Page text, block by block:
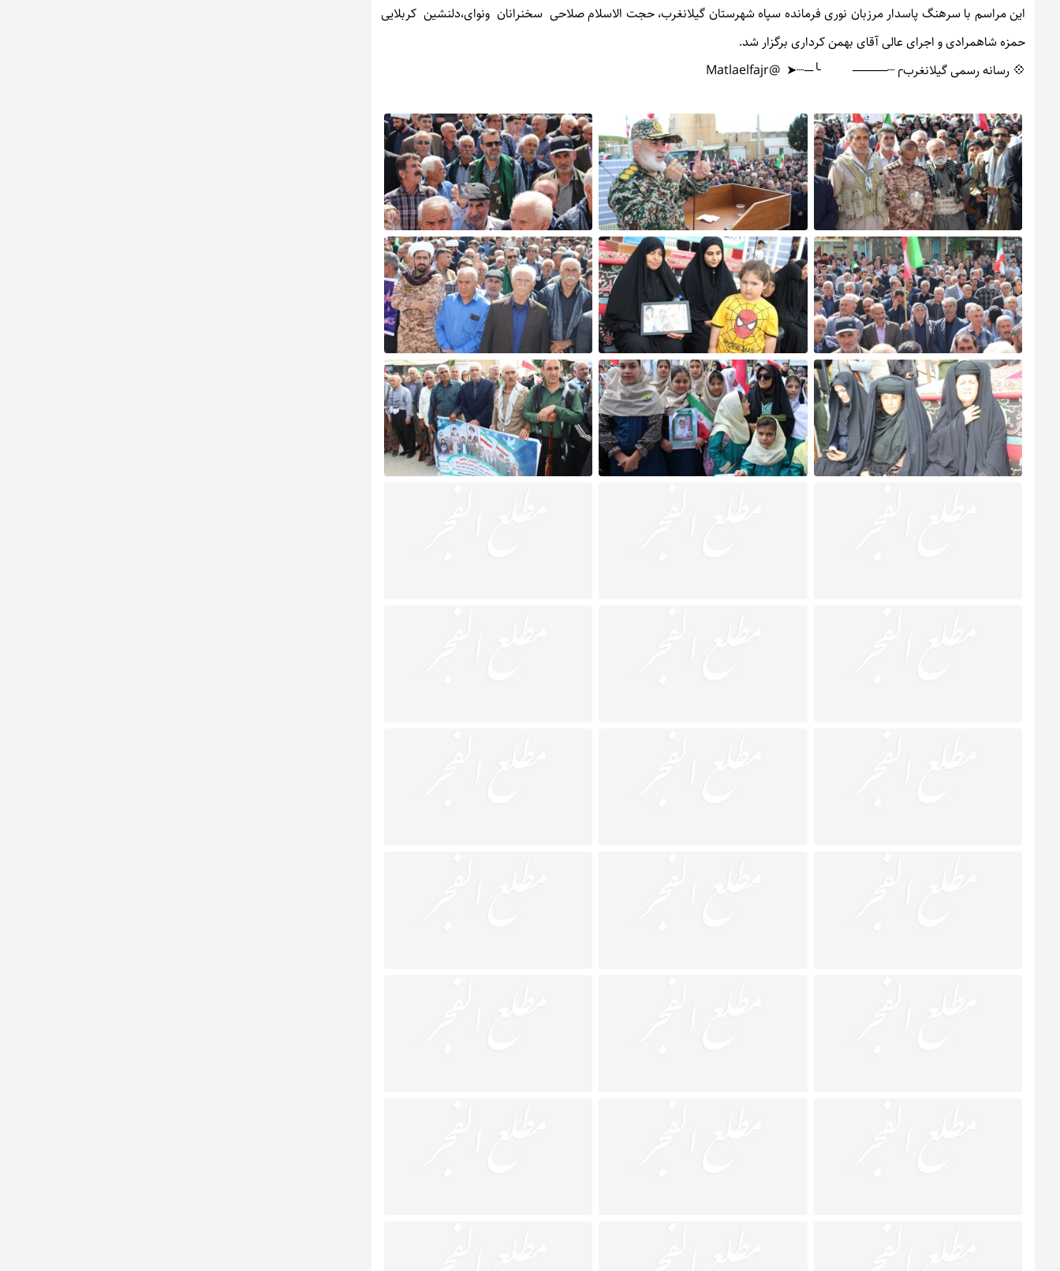
این مراسم با سرهنگ پاسدار مرزبان نوری فرمانده سپاه شهرستان گیلانغرب، حجت الاسلام صلاحی سخنرانان ونوای،دلنشین کربلایی
حمزه شاهمرادی و اجرای عالی آقای بهمن کرداری برگزار شد.
💠 رسانه رسمی گیلانغرب╭┈────
╰─┈➤ @Matlaelfajr